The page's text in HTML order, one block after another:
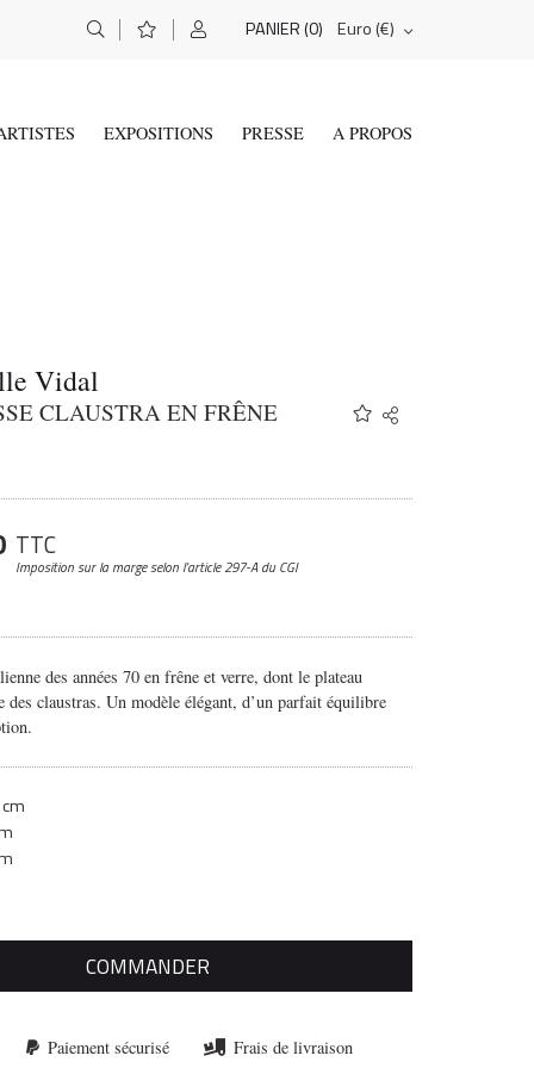
PANIER(0) Euro (€)
EXPOSITIONS PRESSE A PROPOS
Vidal
CLAUSTRA EN FRÊNE
Share
Twitter
TTC
Imposition sur la marge selon l’article 297-A du CGI
des années 70 en frêne et verre, dont le plateau
des claustras. Un modèle élégant, d’un parfait équilibre
COMMANDER
Paiement sécurisé Frais de livraison